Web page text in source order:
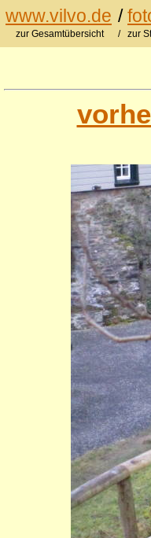
www.vilvo.de /
zur Gesamtübersicht / zur